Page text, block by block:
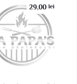
29,00lei